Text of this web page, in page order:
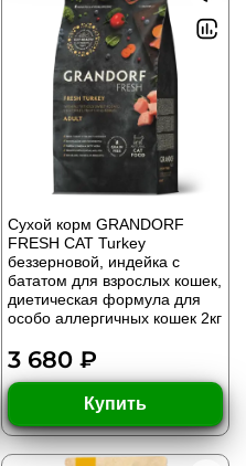
Сухой корм GRANDORF
FRESH CAT Turkey
беззерновой, индейка с
бататом для взрослых кошек,
диетическая формула для
особо аллергичных кошек 2кг
3 680 ₽
Купить